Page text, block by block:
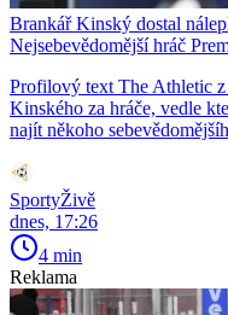
Brankář Kinský dostal
Nejsebevědomější hráč
Profilový text The Athletic
Kinského za hráče, vedle
najít někoho
SportyŽivě
dnes, 17:26
4 min
Reklama